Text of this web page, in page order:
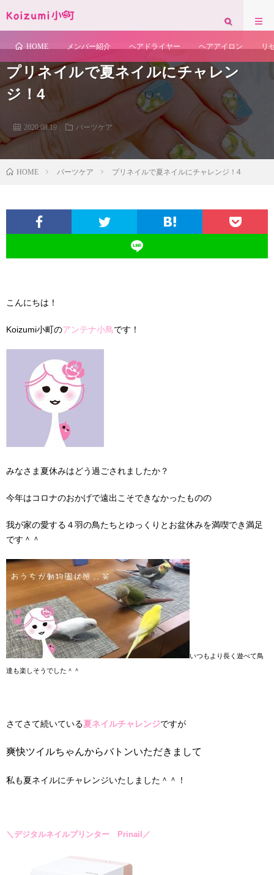
す。背景色の変更もできます。
HOME メンバー紹介 ヘアドライヤー ヘアアイロン リ
プリネイルで夏ネイルにチャレン
ジ！4
2020.08.19 パーツケア
HOME パーツケア プリネイルで夏ネイルにチャレンジ！4
こんにちは！
Koizumi小町のアンテナ小鳥です！
みなさま夏休みはどう過ごされましたか？
今年はコロナのおかげで遠出こそできなかったものの
我が家の愛する４羽の鳥たちとゆっくりとお盆休みを満喫でき満足
です＾＾
いつもより長く遊べて鳥
達も楽しそうでした＾＾
さてさて続いている夏ネイルチャレンジですが
爽快ツイルちゃんからバトンいただきまして
私も夏ネイルにチャレンジいたしました＾＾！
＼デジタルネイルプリンター Prinail／